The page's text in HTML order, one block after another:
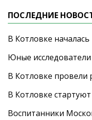
ПОСЛЕДНИЕ
В Котловке
Юные
В Котловке провели
В Котловке
Воспитанники